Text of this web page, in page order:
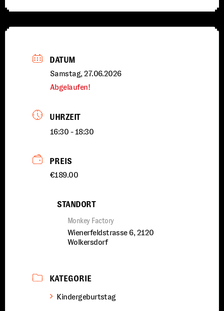
DATUM
Samstag, 27.06.2026
Abgelaufen!
UHRZEIT
16:30 - 18:30
PREIS
€189.00
STANDORT
Monkey Factory
Wienerfeldstrasse 6, 2120
Wolkersdorf
KATEGORIE
Kindergeburtstag